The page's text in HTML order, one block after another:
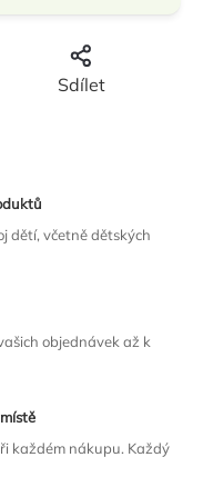
Sdílet
dětí, včetně dětských
objednávek až k
každém nákupu. Každý